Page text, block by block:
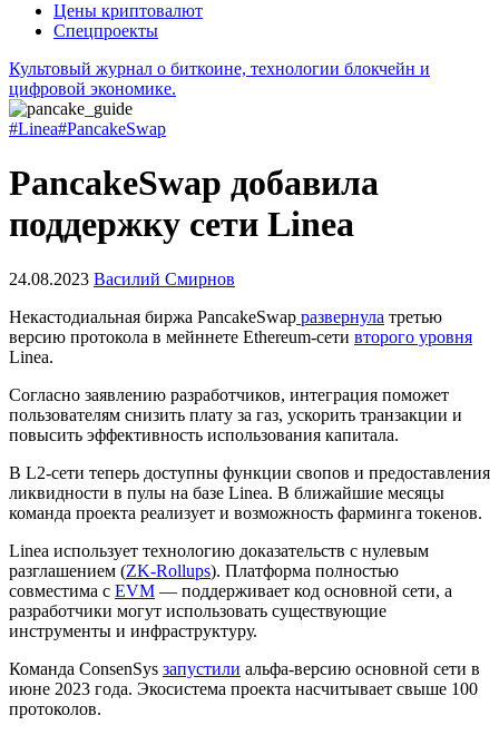
Цены криптовалют
Спецпроекты
Культовый журнал о биткоине, технологии блокчейн и
цифровой экономике.
#Linea#PancakeSwap
PancakeSwap добавила
поддержку сети Linea
24.08.2023 Василий Смирнов
Некастодиальная биржа PancakeSwap развернула третью
версию протокола в мейннете Ethereum-сети второго уровня
Linea.
Согласно заявлению разработчиков, интеграция поможет
пользователям снизить плату за газ, ускорить транзакции и
повысить эффективность использования капитала.
В L2-сети теперь доступны функции свопов и предоставления
ликвидности в пулы на базе Linea. В ближайшие месяцы
команда проекта реализует и возможность фарминга токенов.
Linea использует технологию доказательств с нулевым
разглашением (ZK-Rollups). Платформа полностью
совместима с EVM — поддерживает код основной сети, а
разработчики могут использовать существующие
инструменты и инфраструктуру.
Команда ConsenSys запустили альфа-версию основной сети в
июне 2023 года. Экосистема проекта насчитывает свыше 100
протоколов.